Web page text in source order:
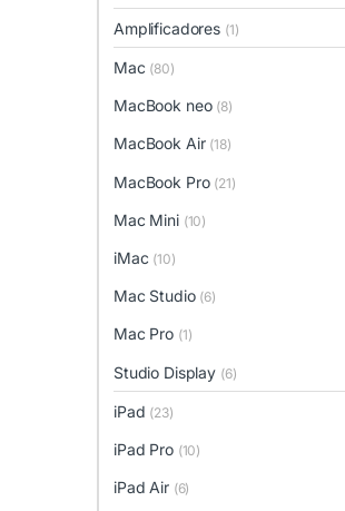
Amplificadores (1)
Mac (80)
MacBook neo (8)
MacBook Air (18)
MacBook Pro (21)
Mac Mini (10)
iMac (10)
Mac Studio (6)
Mac Pro (1)
Studio Display (6)
iPad (23)
iPad Pro (10)
iPad Air (6)